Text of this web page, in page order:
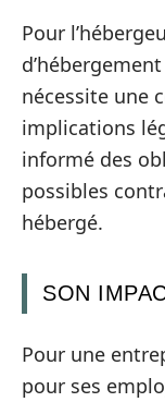
Pour
nécessite une
implications
informé des
possibles
hébergé.
SON
Pour une
pour ses